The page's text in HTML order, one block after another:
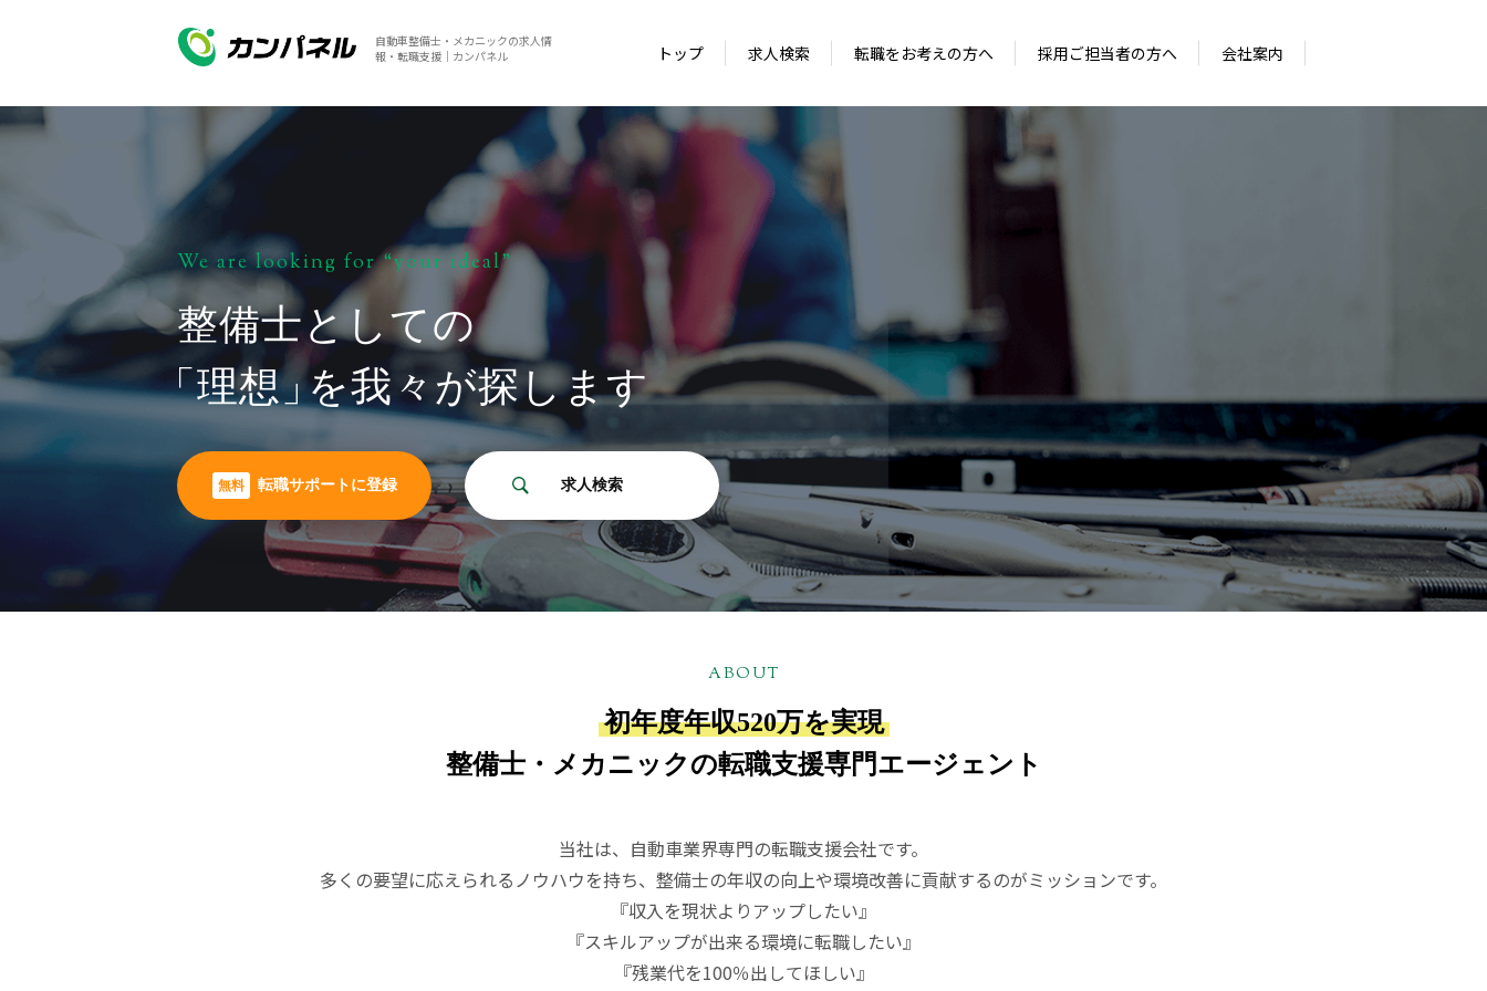
自動車整備士・メカニックの求人情
報・転職支援｜カンパネル
トップ 求人検索 転職をお考えの方へ 採用ご担当者の方へ 会社案内
We are looking for “your ideal”
整備士としての
「理想」を我々が探します
無料 転職サポートに登録 求人検索
ABOUT
初年度年収520万を実現
整備士・メカニックの転職支援専門エージェント
当社は、自動車業界専門の転職支援会社です。
多くの要望に応えられるノウハウを持ち、整備士の年収の向上や環境改善に貢献するのがミッションです。
『収入を現状よりアップしたい』
『スキルアップが出来る環境に転職したい』
『残業代を100％出してほしい』